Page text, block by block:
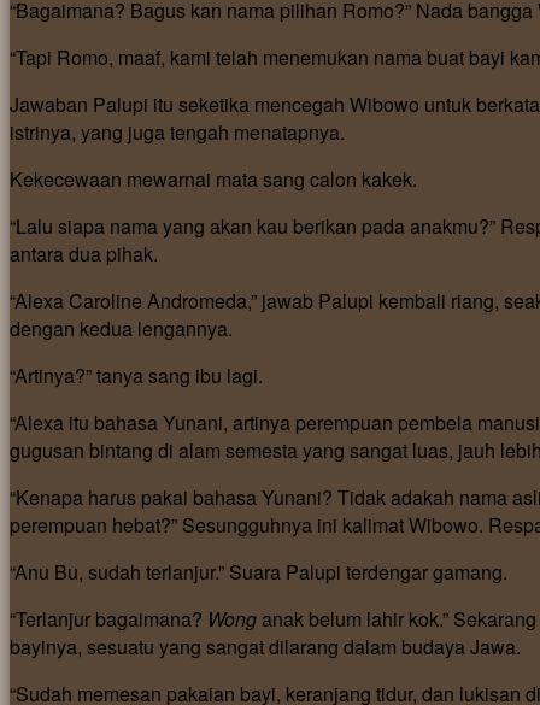
“Bagaimana? Bagus kan nama pilihan Romo?” Nada
“Tapi Romo, maaf, kami telah menemukan nama buat bayi
Jawaban Palupi itu seketika mencegah Wibowo untuk
istrinya, yang juga tengah menatapnya.
Kekecewaan mewarnai mata sang calon kakek.
“Lalu siapa nama yang akan kau berikan pada anakmu?”
antara dua pihak.
“Alexa Caroline Andromeda,” jawab Palupi kembali riang,
dengan kedua lengannya.
“Artinya?” tanya sang ibu lagi.
“Alexa itu bahasa Yunani, artinya perempuan pembela
gugusan bintang di alam semesta yang sangat luas, jauh
“Kenapa harus pakai bahasa Yunani? Tidak adakah nama
perempuan hebat?” Sesungguhnya ini kalimat Wibowo.
“Anu Bu, sudah terlanjur.” Suara Palupi terdengar gamang.
“Terlanjur bagaimana? Wonganak belum lahir kok.”
bayinya, sesuatu yang sangat dilarang dalam budaya Jawa.
“Sudah memesan pakaian bayi, keranjang tidur, dan lukisan